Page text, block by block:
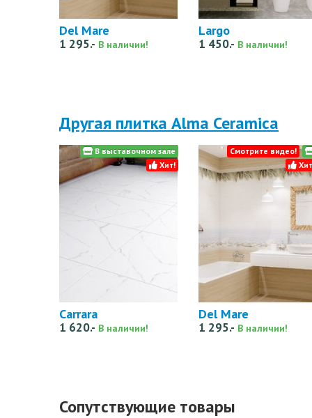
Del Mare
1 295.- В наличии!
Largo
1 450.- В наличии!
Другая плитка Alma Ceramica
Carrara
1 620.- В наличии!
В выставочном зале
Хит!
Del Mare
1 295.- В наличии!
Смотрите видео!
Сопутствующие товары